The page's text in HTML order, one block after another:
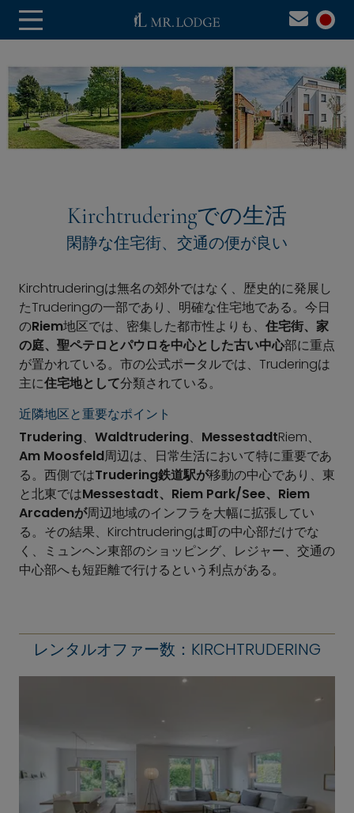
Kirchtruderingでの生活
閑静な住宅街、交通の便が良い
Kirchtruderingは無名の郊外ではなく、歴史的に発展し
たTruderingの一部であり、明確な住宅地である。今日
のRiem地区では、密集した都市性よりも、 住宅街、家
の庭、聖ペテロとパウロを中心とした古い中心部に重点
が置かれている。市の公式ポータルでは、Truderingは
主に住宅地として分類されている。
近隣地区と重要なポイント
Trudering、 Waldtrudering、 MessestadtRiem、
Am Moosfeld周辺は、日常生活において特に重要であ
る。西側ではTrudering鉄道駅が移動の中心であり、東
と北東ではMessestadt、Riem Park/See、Riem
Arcadenが周辺地域のインフラを大幅に拡張してい
る。その結果、Kirchtruderingは町の中心部だけでな
く、ミュンヘン東部のショッピング、レジャー、交通の
中心部へも短距離で行けるという利点がある。
レンタルオファー数：KIRCHTRUDERING